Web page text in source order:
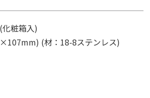
粧箱入)
(材：18-8ステンレス)